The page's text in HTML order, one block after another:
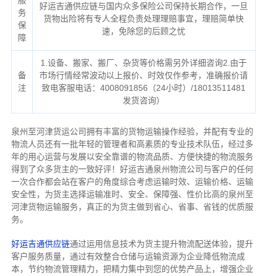
务
保
障
好运吉通供应链与国内众多保险公司保持长期合作，一旦
货物出险将有专人全程负责处理理赔事宜，理赔简单快
速，免除您的后顾之忧
备
注
1.设备、搬家、搬厂、杂货等价格需另外详细咨询2.由于
市场行情经常波动以上报价、时效仅作参考，准确报价请
致电客服电话：4008091856（24小时）/18013511481
发货咨询）
泉州至河津货运公司拥有丰富的货物运输操作经验，并配有专业的
物流人员还有一批年轻的管理者和高素质的专业技术队伍，经过多
年的用心运营与发展以安全靠谱的物流品质、方便快捷的物流服务
得到了众多货主的一致好评！好运吉通泉州物流公司与客户的任何
一次合作都会站在客户的角度综合考虑运输时效、运输价格、运输
安全性，为货主选择运输准时、安全、保障强、性价比高的泉州至
河津货物运输服务，真正的为货主做到省心、省事、省钱的优质服
务。
好运吉通供应链通过运用信息技术为货主提升物流配送体验，提升
客户服务质量，通过有效整合仓储与运输资源为企业降低物流成
本，节约物流管理精力，把精力集中到您的优势产品上，增强企业